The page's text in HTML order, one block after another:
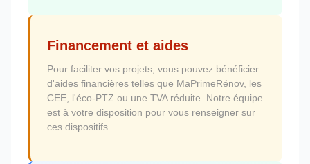
Financement et aides
Pour faciliter vos projets, vous pouvez bénéficier
d'aides financières telles que MaPrimeRénov, les
CEE, l'éco-PTZ ou une TVA réduite. Notre équipe
est à votre disposition pour vous renseigner sur
ces dispositifs.